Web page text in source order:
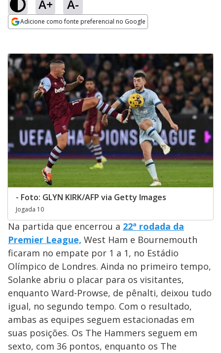
A+ A-
Adicione como fonte preferencial no Google
- Foto: GLYN KIRK/AFP via Getty Images
Jogada 10
Na partida que encerrou a 22ª rodada da
Premier League, West Ham e Bournemouth
ficaram no empate por 1 a 1, no Estádio
Olímpico de Londres. Ainda no primeiro tempo,
Solanke abriu o placar para os visitantes,
enquanto Ward-Prowse, de pênalti, deixou tudo
igual, no segundo tempo. Com o resultado,
ambas as equipes seguem estacionadas em
suas posições. Os The Hammers seguem em
sexto, com 36 pontos, enquanto os The